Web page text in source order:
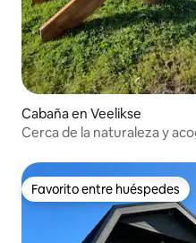
Cabaña en Veelikse
Cerca de la naturaleza y
Favorito entre huéspedes
Favorito entre huéspedes